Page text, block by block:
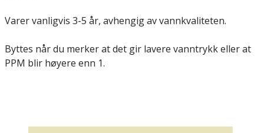
Varer vanligvis 3-5 år, avhengig av vannkvaliteten.
Byttes når du merker at det gir lavere vanntrykk eller at
PPM blir høyere enn 1.